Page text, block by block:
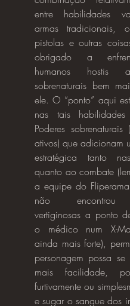
entre habilidades
armas tradicionais,
pistolas e outras
obrigado a
humanos hostis
sobrenaturais bem
ele. O “ponto” aqui
nas tais habilidades
Poderes sobrenaturais
ativos) que adicionam
estratégica tanto
quanto ao combate
a equipe do
não encontrou
vertiginosas a ponto
o médico num X-
ainda mais forte),
personagem possa
mais facilidade,
furtivamente ou
e sugar o sangue dos